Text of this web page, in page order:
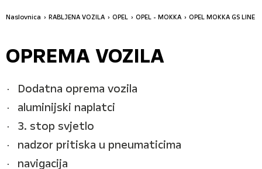
Naslovnica RABLJENA VOZILA OPEL OPEL - MOKKA OPEL MOKKA GS LINE
OPREMA VOZILA
Dodatna oprema vozila
aluminijski naplatci
3. stop svjetlo
nadzor pritiska u pneumaticima
navigacija